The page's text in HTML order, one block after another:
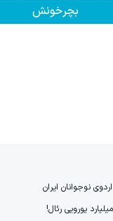
نوجوانان ایران